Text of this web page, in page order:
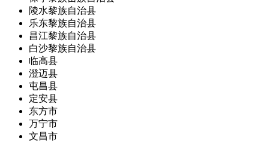
陵水黎族自治县
乐东黎族自治县
昌江黎族自治县
白沙黎族自治县
临高县
澄迈县
屯昌县
定安县
东方市
万宁市
文昌市